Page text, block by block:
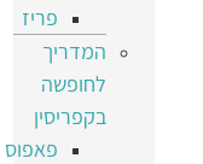
פריז
המדריך
לחופשה
בקפריסין
פאפוס